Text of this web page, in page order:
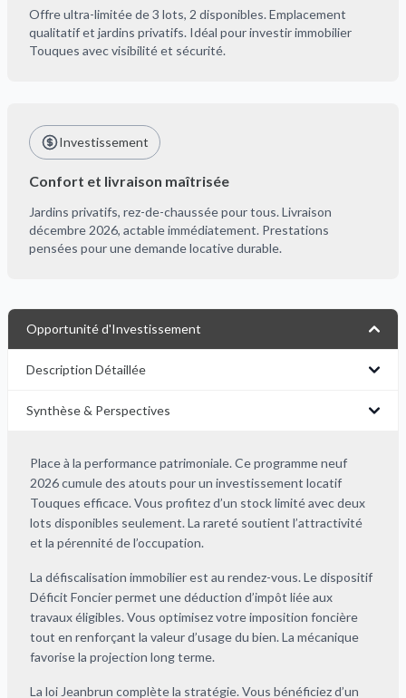
Offre ultra-limitée de 3 lots, 2 disponibles. Emplacement
qualitatif et jardins privatifs. Idéal pour investir immobilier
Touques avec visibilité et sécurité.
Investissement
Confort et livraison maîtrisée
Jardins privatifs, rez-de-chaussée pour tous. Livraison
décembre 2026, actable immédiatement. Prestations
pensées pour une demande locative durable.
Opportunité d'Investissement
Description Détaillée
Synthèse & Perspectives
Place à la performance patrimoniale. Ce programme neuf
2026 cumule des atouts pour un investissement locatif
Touques efficace. Vous profitez d’un stock limité avec deux
lots disponibles seulement. La rareté soutient l’attractivité
et la pérennité de l’occupation.
La défiscalisation immobilier est au rendez-vous. Le dispositif
Déficit Foncier permet une déduction d’impôt liée aux
travaux éligibles. Vous optimisez votre imposition foncière
tout en renforçant la valeur d’usage du bien. La mécanique
favorise la projection long terme.
La loi Jeanbrun complète la stratégie. Vous bénéficiez d’un